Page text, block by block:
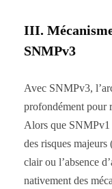
III.
SNMPv3
Avec SNMPv3,
profondément pour
Alors que SNMPv1
des risques majeurs
clair ou l’absence
nativement des